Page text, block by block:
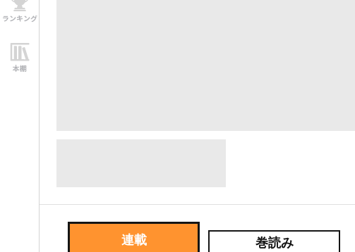
連載 巻読み
ランキング
本棚